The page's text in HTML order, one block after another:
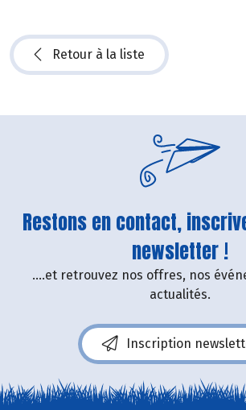
Retour à la liste
Restons en contact,
newsletter !
....et retrouvez nos offres, nos
actualités.
Inscription